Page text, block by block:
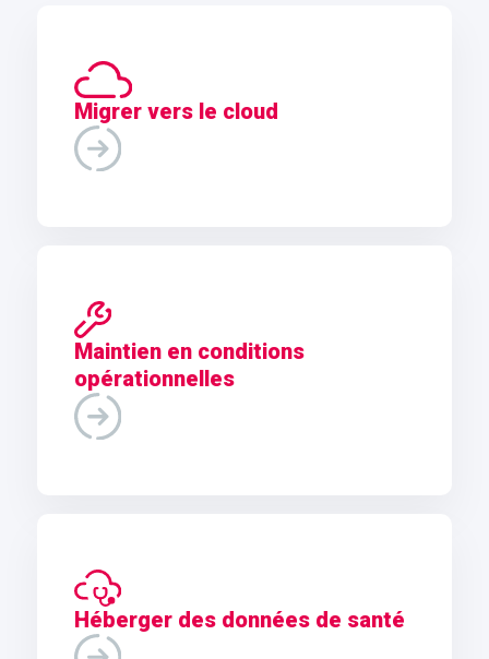
Migrer vers le cloud
Maintien en conditions
opérationnelles
Héberger des données de santé